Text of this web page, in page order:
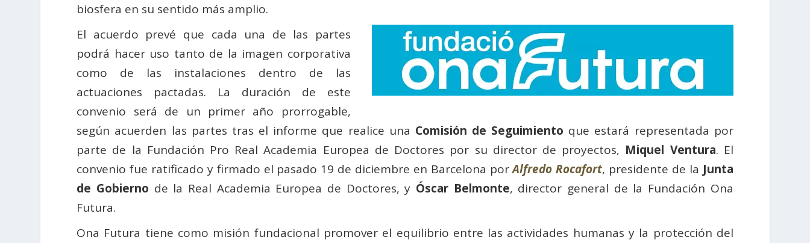
biosfera en su sentido más amplio.
El acuerdo prevé que cada una de las partes
podrá hacer uso tanto de la imagen corporativa
como de las instalaciones dentro de las
actuaciones pactadas. La duración de este
convenio será de un primer año prorrogable,
según acuerden las partes tras el informe que realice una Comisión de Seguimiento que estará representada por
parte de la Fundación Pro Real Academia Europea de Doctores por su director de proyectos, Miquel Ventura. El
convenio fue ratificado y firmado el pasado 19 de diciembre en Barcelona porAlfredo Rocafort, presidente de la Junta
de Gobierno de la Real Academia Europea de Doctores, y Óscar Belmonte, director general de la Fundación Ona
Futura.
Ona Futura tiene como misión fundacional promover el equilibrio entre las actividades humanas y la protección del